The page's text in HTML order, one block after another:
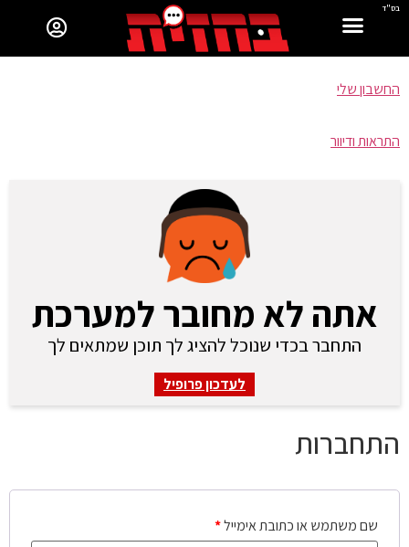
בס"ד
החשבון שלי
התראות ודיוור
אתה לא מחובר למערכת
התחבר בכדי שנוכל להציג לך תוכן שמתאים לך
לעדכון פרופיל
התחברות
שם משתמש או כתובת אימייל*